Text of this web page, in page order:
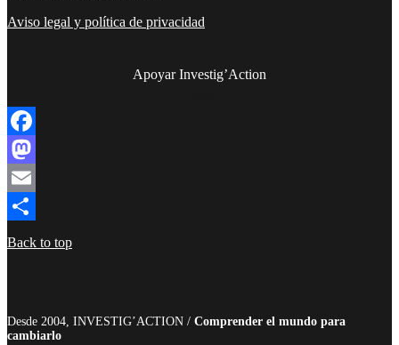
Aviso legal y política de privacidad
Apoyar Investig’Action
Facebook
Mastodon
Email
Compartir
Back to top
Desde 2004, INVESTIG’ACTION / Comprender el mundo para
cambiarlo